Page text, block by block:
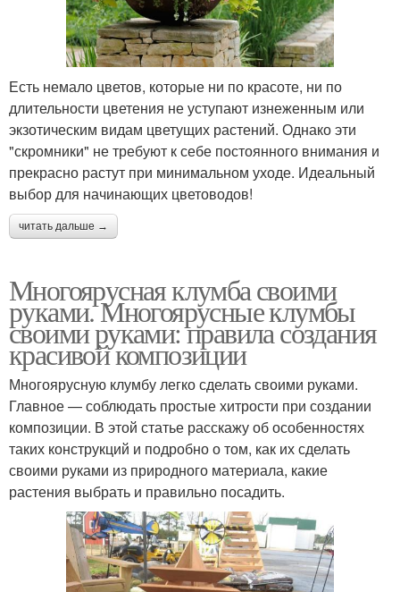
Есть немало цветов, которые ни по красоте, ни по
длительности цветения не уступают изнеженным или
экзотическим видам цветущих растений. Однако эти
"скромники" не требуют к себе постоянного внимания и
прекрасно растут при минимальном уходе. Идеальный
выбор для начинающих цветоводов!
читать дальше →
Многоярусная клумба своими
руками. Многоярусные клумбы
своими руками: правила создания
красивой композиции
Многоярусную клумбу легко сделать своими руками.
Главное — соблюдать простые хитрости при создании
композиции. В этой статье расскажу об особенностях
таких конструкций и подробно о том, как их сделать
своими руками из природного материала, какие
растения выбрать и правильно посадить.